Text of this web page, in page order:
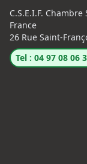
C.S.E.I.F.
France
26 Rue Saint-
Tel : 04 97 08 06